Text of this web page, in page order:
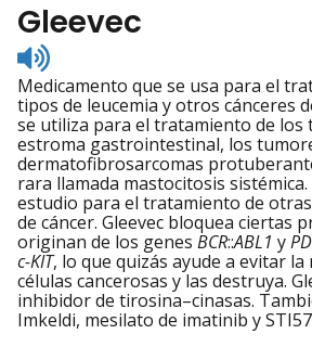
Gleevec
Listen
to
pronunciation
Medicamento que se usa para el
tipos de leucemia y otros cánceres
se utiliza para el tratamiento de los
estroma gastrointestinal, los
dermatofibrosarcomas
rara llamada mastocitosis sistémica.
estudio para el tratamiento de
de cáncer. Gleevec bloquea ciertas
originan de los genes BCR::ABL1 y
c-KIT, lo que quizás ayude a evitar
células cancerosas y las destruya.
inhibidor de tirosina–cinasas.
Imkeldi, mesilato de imatinib y